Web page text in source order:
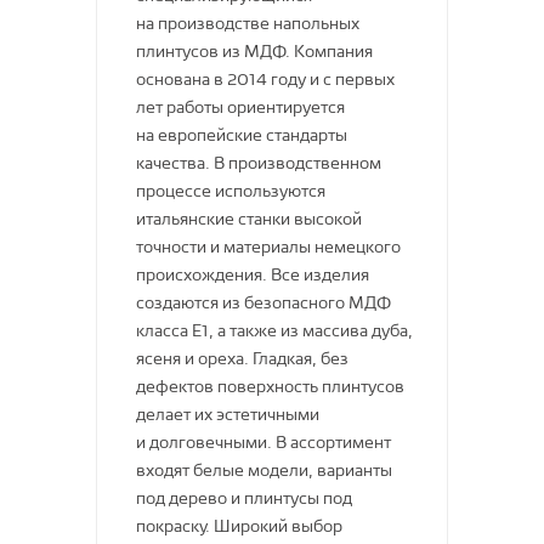
Sintelon RS
Грязезащитные дорожки
Индия
Китай
Amorim
TARKETT
Линолеум
Гомогенные ПВХ покрытия
Для железнодорожного
Klassika by Tarkett
Non Brend
Линолеум
Sommer by Tarkett
Tarkett
Линолеум
Гетерогенные ПВХ покрытия
Спортивный линолеум
Ламинат
Wicanders
Пробковые покрытия
GO
Cork Plank Loc WRT
Corkcomfort Glue-Down
Corkcomfort Loc WRT
Salag
Люберецкие ковры
Solid
DECOMASTER
Витебские ковры
Pavitec
на производстве напольных
плинтусов из МДФ. Компания
основана в 2014 году и с первых
лет работы ориентируется
на европейские стандарты
качества. В производственном
процессе используются
итальянские станки высокой
точности и материалы немецкого
происхождения. Все изделия
создаются из безопасного МДФ
класса E1, а также из массива дуба,
ясеня и ореха. Гладкая, без
дефектов поверхность плинтусов
делает их эстетичными
и долговечными. В ассортимент
входят белые модели, варианты
под дерево и плинтусы под
покраску. Широкий выбор